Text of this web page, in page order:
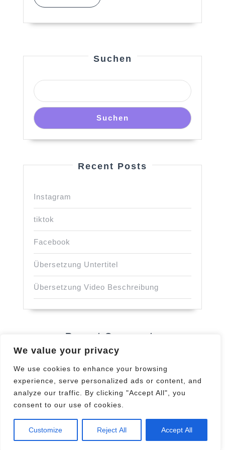
We value your privacy
We use cookies to enhance your browsing
experience, serve personalized ads or content, and
analyze our traffic. By clicking "Accept All", you
consent to our use of cookies.
Customize Reject All Accept All
MORE
Suchen
Suchen
Recent Posts
Instagram
tiktok
Facebook
Übersetzung Untertitel
Übersetzung Video Beschreibung
Recent Comments
IT Company WordPress Theme By VWThemes
Scroll